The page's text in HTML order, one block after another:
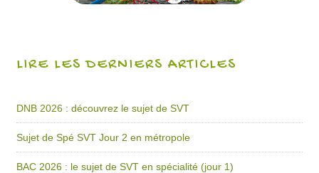
LIRE LES DERNIERS ARTICLES
DNB 2026 : découvrez le sujet de SVT
Sujet de Spé SVT Jour 2 en métropole
BAC 2026 : le sujet de SVT en spécialité (jour 1)